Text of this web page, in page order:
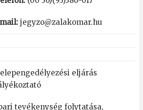
jegyzo@zalakomar.hu
eljárás
tevékenység folytatása,